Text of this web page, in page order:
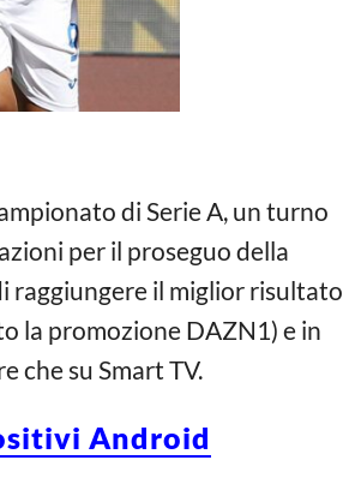
di Serie A, un turno
per il proseguo della
raggiungere il miglior risultato
la promozione DAZN1) e in
che su Smart TV.
Android